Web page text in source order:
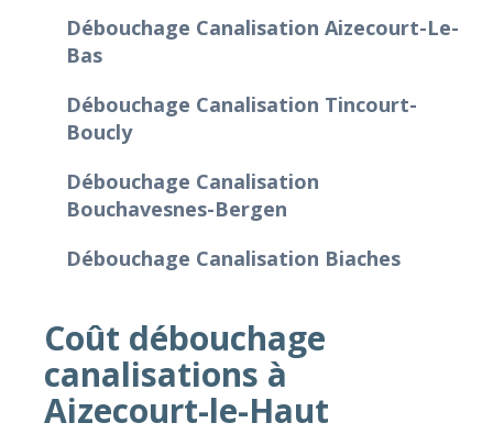
Débouchage Canalisation Aizecourt-Le-
Bas
Débouchage Canalisation Tincourt-
Boucly
Débouchage Canalisation
Bouchavesnes-Bergen
Débouchage Canalisation Biaches
Coût débouchage
canalisations à
Aizecourt-le-Haut